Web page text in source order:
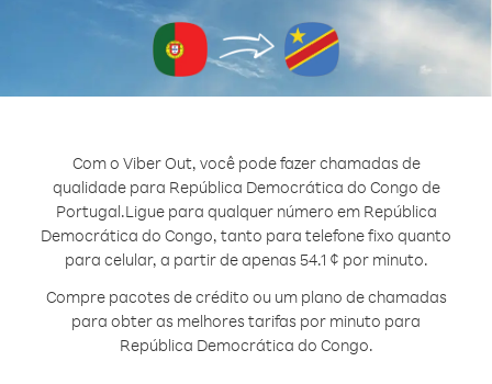
Com o Viber Out, você pode fazer chamadas de
qualidade para República Democrática do Congo de
Portugal.Ligue para qualquer número em República
Democrática do Congo, tanto para telefone fixo quanto
para celular, a partir de apenas 54.1 ¢ por minuto.
Compre pacotes de crédito ou um plano de chamadas
para obter as melhores tarifas por minuto para
República Democrática do Congo.